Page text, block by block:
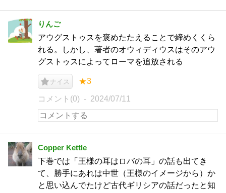
りんご
アウグストゥスを褒めたたえることで締めくくら
れる。しかし、著者のオウィディウスはそのアウ
グストゥスによってローマを追放される
ナイス ★3
コメント(0) 2024/07/11
Copper Kettle
下巻では「王様の耳はロバの耳」の話も出てき
て、勝手にあれは中世（王様のイメージから）か
と思い込んでたけど古代ギリシアの話だったと知